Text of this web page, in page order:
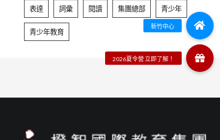
表達 詞彙 閱讀 集團總部 青少年
青少年教育